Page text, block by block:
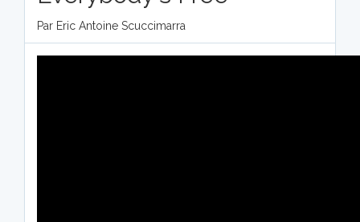
Par Eric Antoine Scuccimarra